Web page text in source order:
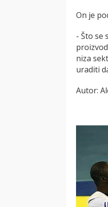
On je
- Što se
niza
uraditi
Autor: